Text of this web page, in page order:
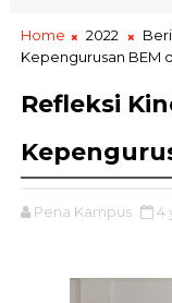
Home 2022
Kepengurusan BEM
Refleksi
Pena Kampus 4